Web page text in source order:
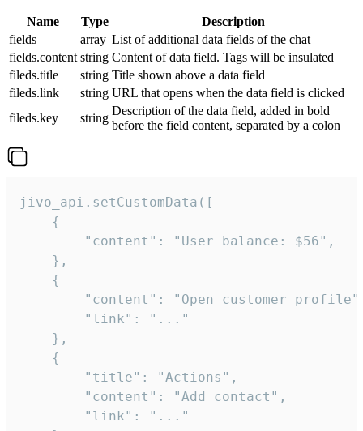
Name Type
Description
fields
array List of additional data fields of the chat
fields.content string Content of data field. Tags will be insulated
fileds.title
string Title shown above a data field
fileds.link
string URL that opens when the data field is clicked
fileds.key
string
Description of the data field, added in bold
before the field content, separated by a colon
jivo_api.setCustomData([
    {
        "content": "User balance: $56",
    },
    {
"content": "Open customer
        "link": "..."
    },
    {
        "title": "Actions",
        "content": "Add contact",
        "link": "..."